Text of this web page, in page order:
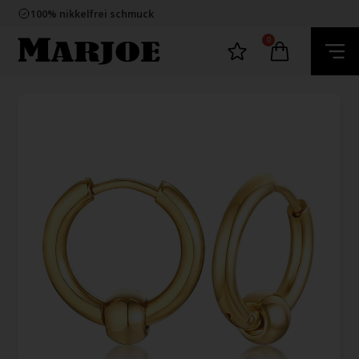
100% nikkelfrei schmuck
60 Tage Rückgabe
E-mark webshop
100% nikkelfrei schmuck
0